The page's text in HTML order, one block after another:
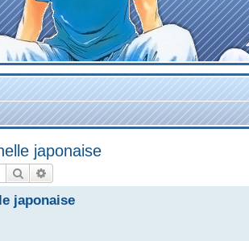
japonaise
Rechercher
japonaise